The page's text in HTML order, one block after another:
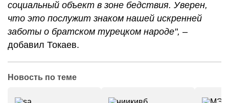
социальный объект в зоне бедствия. Уверен,
что это послужит знаком нашей искренней
заботы о братском турецком народе", –
добавил Токаев.
Новость по теме